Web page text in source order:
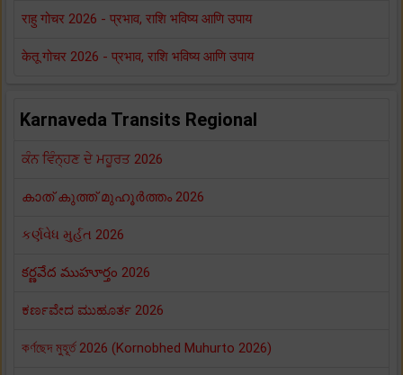
राहु गोचर 2026 - प्रभाव, राशि भविष्य आणि उपाय
केतू गोचर 2026 - प्रभाव, राशि भविष्य आणि उपाय
Karnaveda Transits Regional
ਕੰਨ ਵਿੰਨ੍ਹਣ ਦੇ ਮਹੂਰਤ 2026
കാത് കുത്ത് മുഹൂർത്തം 2026
કર્ણવેધ મુર્હત 2026
కర్ణవేద ముహూర్తం 2026
ಕರ್ಣವೇದ ಮುಹೂರ್ತ 2026
কর্ণছেদ মুহূর্ত 2026 (Kornobhed Muhurto 2026)